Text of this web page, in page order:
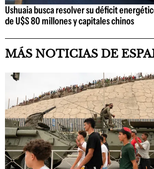
Ushuaia busca resolver su déficit
de U$S 80 millones y capitales chinos
MÁS NOTICIAS DE